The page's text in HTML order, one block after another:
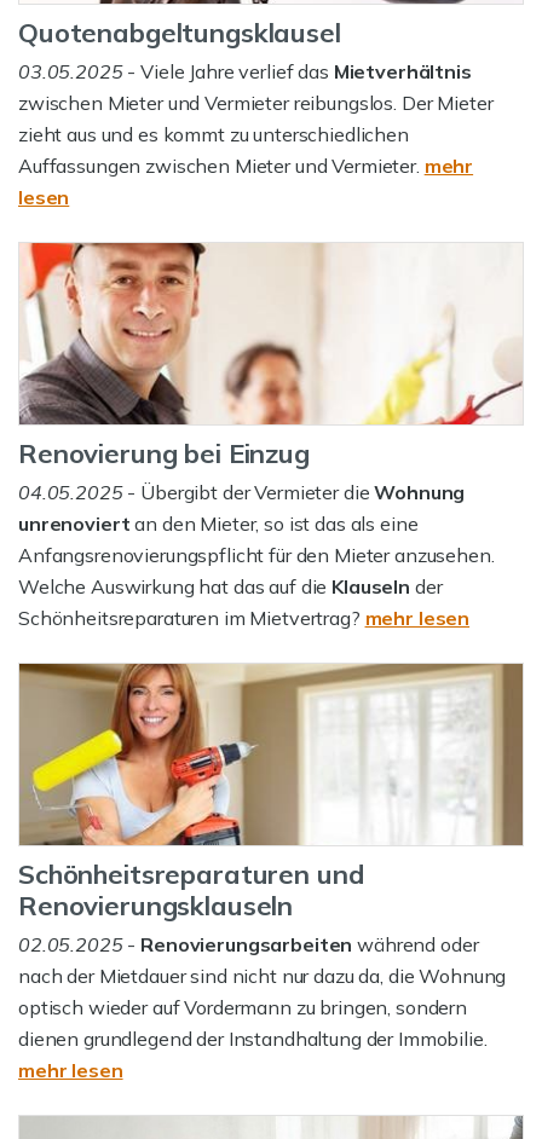
Quotenabgeltungsklausel
03.05.2025- Viele Jahre verlief das Mietverhältnis
zwischen Mieter und Vermieter reibungslos. Der Mieter
zieht aus und es kommt zu unterschiedlichen
Auffassungen zwischen Mieter und Vermieter. mehr
lesen
Renovierung bei Einzug
04.05.2025- Übergibt der Vermieter dieWohnung
unrenoviert an den Mieter, so ist das als eine
Anfangsrenovierungspflicht für den Mieter anzusehen.
Welche Auswirkung hat das auf die Klauseln der
Schönheitsreparaturen im Mietvertrag? mehr lesen
Schönheitsreparaturen und
Renovierungsklauseln
02.05.2025- Renovierungsarbeiten während oder
nach der Mietdauer sind nicht nur dazu da, die Wohnung
optisch wieder auf Vordermann zu bringen, sondern
dienen grundlegend der Instandhaltung der Immobilie.
mehr lesen